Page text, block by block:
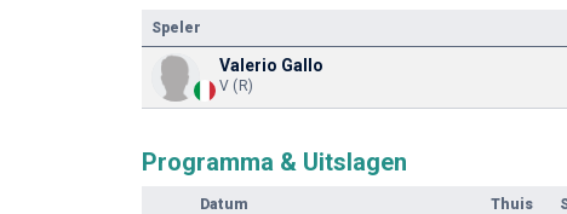
Speler
Valerio Gallo
V (R)
Programma & Uitslagen
Datum Thuis